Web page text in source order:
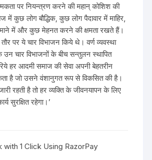
पर नियन्त्रण करने की महान् कोशिश की
में कुछ लोग बौद्धिक, कुछ लोग पैदावार में माहिर,
में और कुछ मेहनत करने की क्षमता रखते हैं।
तौर पर ये चार विभाजन किये थे। वर्ण व्यवस्था
चार विभाजनों के बीच सन्तुलन स्थापित
हर आदमी समाज की सेवा अपनी बेहतरीन
है जो उसने वंशानुगत रूप से विकसित की है।
रहती है तो हर व्यक्ति के जीवनयापन के लिए
सुरक्षित रहेगा।’
with 1 Click Using RazorPay